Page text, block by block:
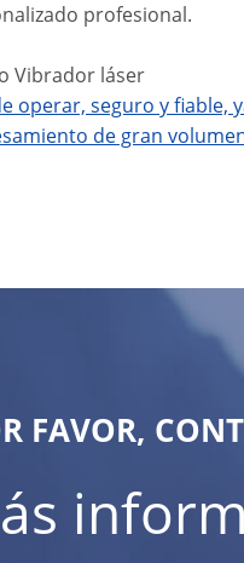
profesional.
Vibrador láser
operar, seguro y fiable,
de gran
FAVOR,